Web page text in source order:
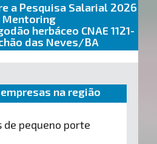
a Pesquisa Salarial 2026
Mentoring
herbáceo CNAE 1121-
das Neves/BA
na região
pequeno porte